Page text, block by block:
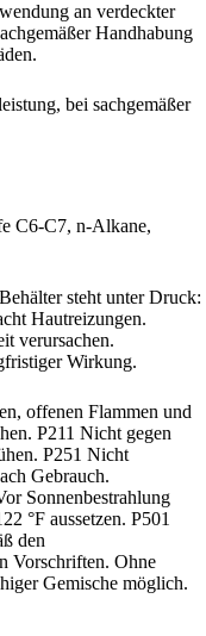
an verdeckter
Handhabung
bei sachgemäßer
C6-C7, n-Alkane,
steht unter Druck:
Hautreizungen.
verursachen.
Wirkung.
offenen Flammen und
P211 Nicht gegen
P251 Nicht
Gebrauch.
Sonnenbestrahlung
°F aussetzen. P501
den
Vorschriften. Ohne
Gemische möglich.